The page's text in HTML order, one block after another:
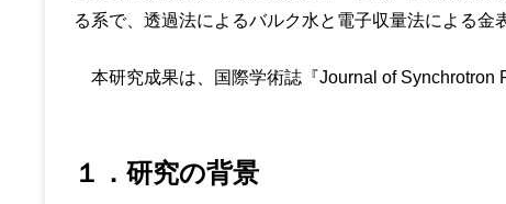
る系で、透過法によるバルク水と電子収量法による金
本研究成果は、国際学術誌『Journal of Synchrotron
１．研究の背景